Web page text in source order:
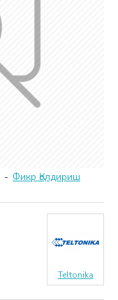
- Фикр Қолдириш
Teltonika